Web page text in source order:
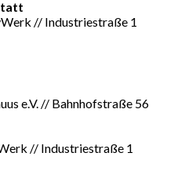
// Industriestraße 1
e.V. // Bahnhofstraße 56
// Industriestraße 1